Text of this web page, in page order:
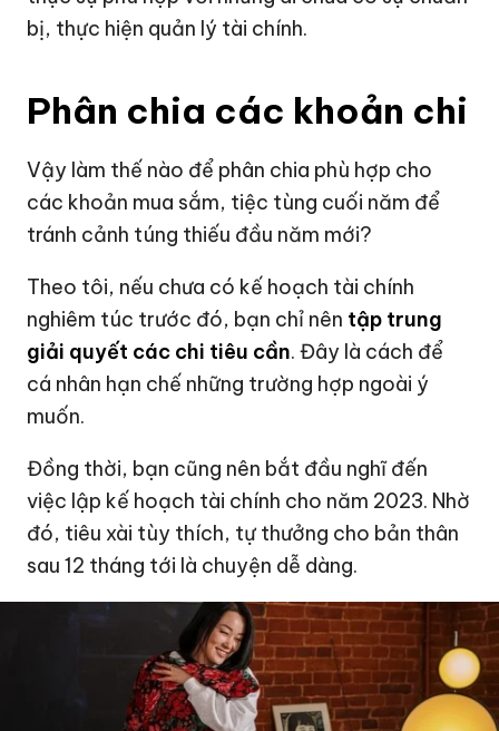
bị, thực hiện quản lý tài chính.
Phân chia các khoản chi
Vậy làm thế nào để phân chia phù hợp cho
các khoản mua sắm, tiệc tùng cuối năm để
tránh cảnh túng thiếu đầu năm mới?
Theo tôi, nếu chưa có kế hoạch tài chính
nghiêm túc trước đó, bạn chỉ nên tập trung
giải quyết các chi tiêu cần. Đây là cách để
cá nhân hạn chế những trường hợp ngoài ý
muốn.
Đồng thời, bạn cũng nên bắt đầu nghĩ đến
việc lập kế hoạch tài chính cho năm 2023. Nhờ
đó, tiêu xài tùy thích, tự thưởng cho bản thân
sau 12 tháng tới là chuyện dễ dàng.